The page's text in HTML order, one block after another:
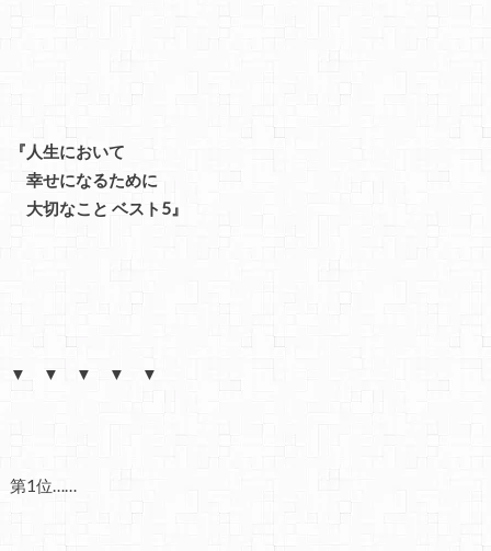
『人生において
幸せになるために
大切なこと ベスト5』
▼ ▼ ▼ ▼ ▼
第1位……